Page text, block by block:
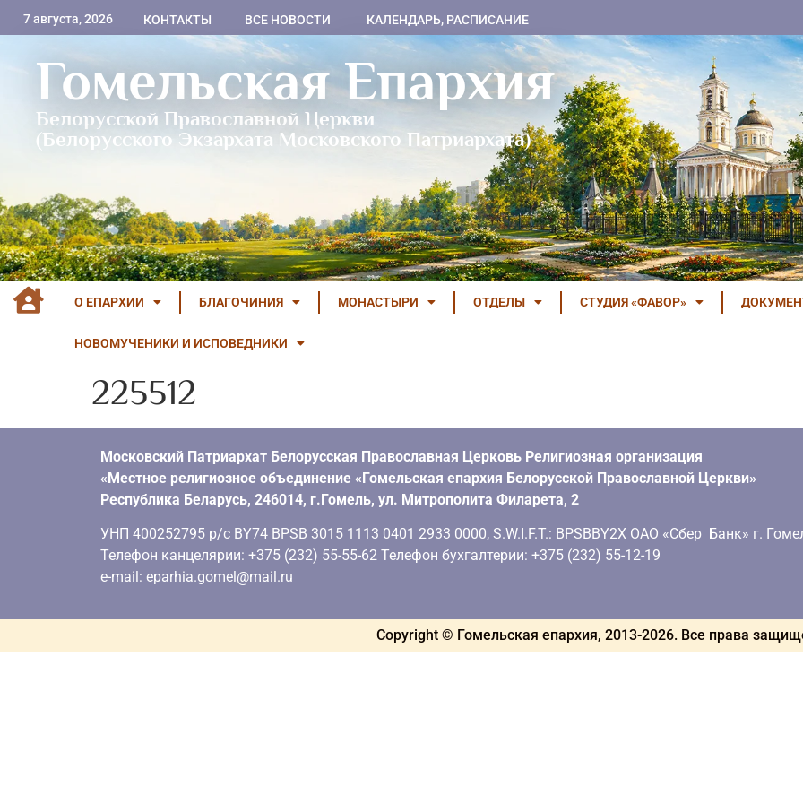
7 августа, 2026 КОНТАКТЫ ВСЕ НОВОСТИ КАЛЕНДАРЬ, РАСПИСАНИЕ
Гомельская Епархия
Белорусской Православной Церкви
(Белорусского Экзархата Московского Патриархата)
О ЕПАРХИИ БЛАГОЧИНИЯ МОНАСТЫРИ ОТДЕЛЫ СТУДИЯ «ФАВОР»
НОВОМУЧЕНИКИ И ИСПОВЕДНИКИ
225512
Московский Патриархат Белорусская Православная Церковь Религиозная организация
«Местное религиозное объединение «Гомельская епархия Белорусской Православной Церкви»
Республика Беларусь, 246014, г.Гомель, ул. Митрополита Филарета, 2
УНП 400252795 р/с BY74 BPSB 3015 1113 0401 2933 0000, S.W.I.F.T.: BPSBBY2X ОАО «Сбер Банк» г.
Телефон канцелярии: +375 (232) 55-55-62 Телефон бухгалтерии: +375 (232) 55-12-19
e-mail: eparhia.gomel@mail.ru
Copyright © Гомельская епархия, 2013-2026. Все права